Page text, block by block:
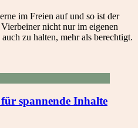
im Freien auf und so ist der
nicht nur im eigenen
zu halten, mehr als berechtigt.
spannende Inhalte